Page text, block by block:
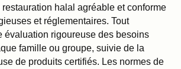
halal agréable et conforme
et réglementaires. Tout
évaluation rigoureuse des besoins
famille ou groupe, suivie de la
de produits certifiés. Les normes de